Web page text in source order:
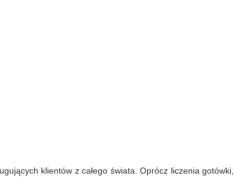
klientów z całego świata. Oprócz liczenia